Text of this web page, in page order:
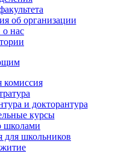
об организации
нас
комиссия
и докторантура
курсы
школами
для школьников